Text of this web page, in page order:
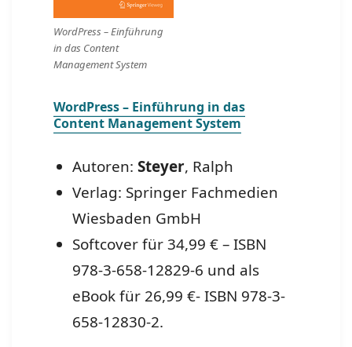
WordPress – Einführung
in das Content
Management System
WordPress – Einführung in das
Content Management System
Autoren: Steyer, Ralph
Verlag: Springer Fachmedien
Wiesbaden GmbH
Softcover für 34,99 € – ISBN
978-3-658-12829-6 und als
eBook für 26,99 €- ISBN 978-3-
658-12830-2.